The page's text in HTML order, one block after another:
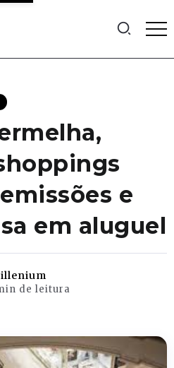
e
em aluguel
de leitura